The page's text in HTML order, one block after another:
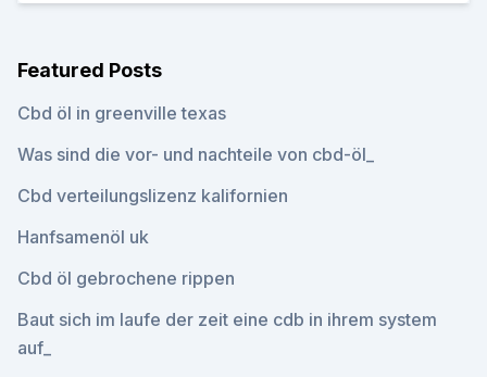
Featured Posts
Cbd öl in greenville texas
Was sind die vor- und nachteile von cbd-öl_
Cbd verteilungslizenz kalifornien
Hanfsamenöl uk
Cbd öl gebrochene rippen
Baut sich im laufe der zeit eine cdb in ihrem system
auf_